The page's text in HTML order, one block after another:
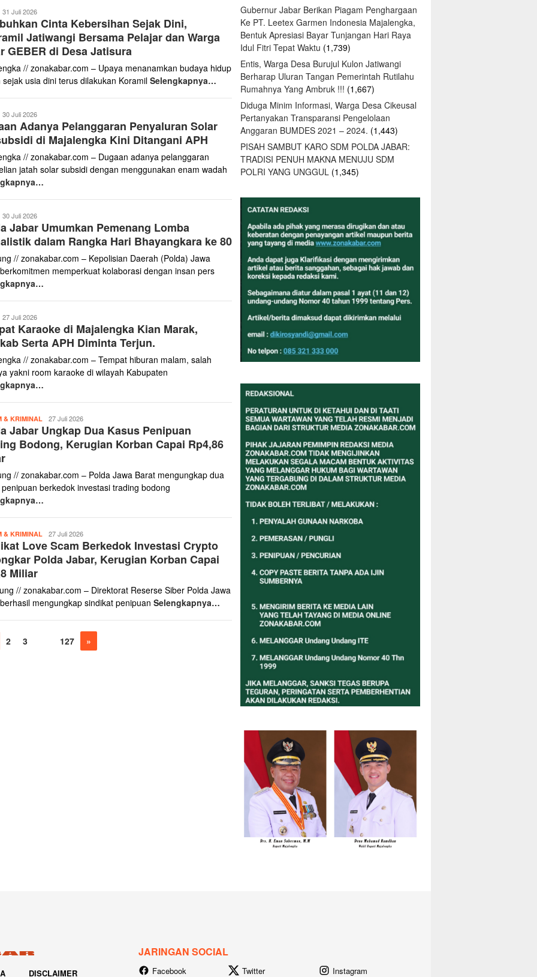
31 Juli 2026
Cinta Kebersihan Sejak Dini,
Jatiwangi Bersama Pelajar dan Warga
GEBER di Desa Jatisura
// zonakabar.com – Upaya menanamkan budaya hidup
sejak usia dini terus dilakukan Koramil Selengkapnya…
30 Juli 2026
Adanya Pelanggaran Penyaluran Solar
di Majalengka Kini Ditangani APH
// zonakabar.com – Dugaan adanya pelanggaran
jatah solar subsidi dengan menggunakan enam wadah
30 Juli 2026
Jabar Umumkan Pemenang Lomba
dalam Rangka Hari Bhayangkara ke 80
// zonakabar.com – Kepolisian Daerah (Polda) Jawa
memperkuat kolaborasi dengan insan pers
27 Juli 2026
Karaoke di Majalengka Kian Marak,
Serta APH Diminta Terjun.
// zonakabar.com – Tempat hiburan malam, salah
yakni room karaoke di wilayah Kabupaten
& KRIMINAL zonakabar.com
27 Juli 2026
Jabar Ungkap Dua Kasus Penipuan
Bodong, Kerugian Korban Capai Rp4,86
// zonakabar.com – Polda Jawa Barat mengungkap dua
berkedok investasi trading bodong
& KRIMINAL zonakabar.com
27 Juli 2026
Love Scam Berkedok Investasi Crypto
Polda Jabar, Kerugian Korban Capai
Miliar‎
// zonakabar.com – Direktorat Reserse Siber Polda Jawa
mengungkap sindikat penipuan Selengkapnya…
2 3 127 »
Gubernur Jabar Berikan Piagam Penghargaan
Ke PT. Leetex Garmen Indonesia Majalengka,
Bentuk Apresiasi Bayar Tunjangan Hari Raya
Idul Fitri Tepat Waktu (1,739)
Entis, Warga Desa Burujul Kulon Jatiwangi
Berharap Uluran Tangan Pemerintah Rutilahu
Rumahnya Yang Ambruk !!! (1,667)
Diduga Minim Informasi, Warga Desa Cikeusal
Pertanyakan Transparansi Pengelolaan
Anggaran BUMDES 2021 – 2024. (1,443)
PISAH SAMBUT KARO SDM POLDA JABAR:
TRADISI PENUH MAKNA MENUJU SDM
POLRI YANG UNGGUL (1,345)
DISCLAIMER
JARINGAN SOCIAL
Facebook Twitter Instagram